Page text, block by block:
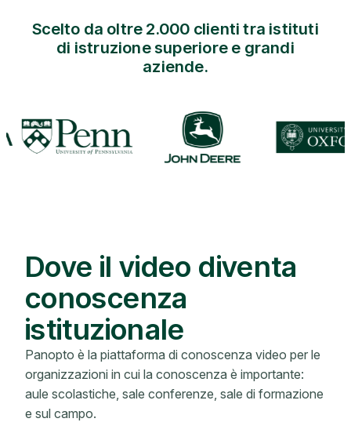
Scelto da oltre 2.000 clienti tra istituti
di istruzione superiore e grandi
aziende.
Dove il video diventa
conoscenza
istituzionale
Panopto è la piattaforma di conoscenza video per le
organizzazioni in cui la conoscenza è importante:
aule scolastiche, sale conferenze, sale di formazione
e sul campo.